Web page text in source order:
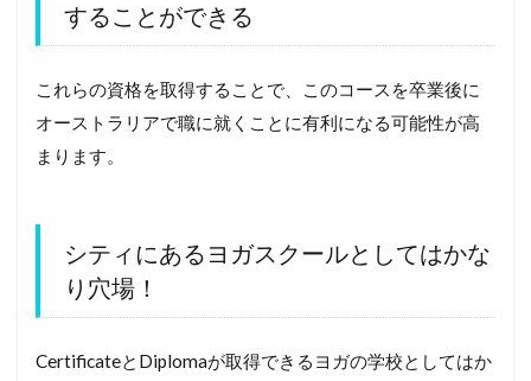
することができる
これらの資格を取得することで、このコースを卒業後に
オーストラリアで職に就くことに有利になる可能性が高
まります。
シティにあるヨガスクールとしてはかな
り穴場！
CertificateとDiplomaが取得できるヨガの学校としてはか